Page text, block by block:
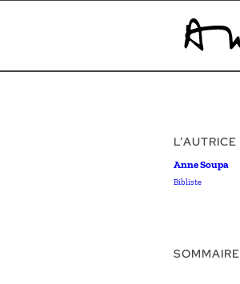
L’AUTRICE
Anne Soupa
Bibliste
SOMMAIRE